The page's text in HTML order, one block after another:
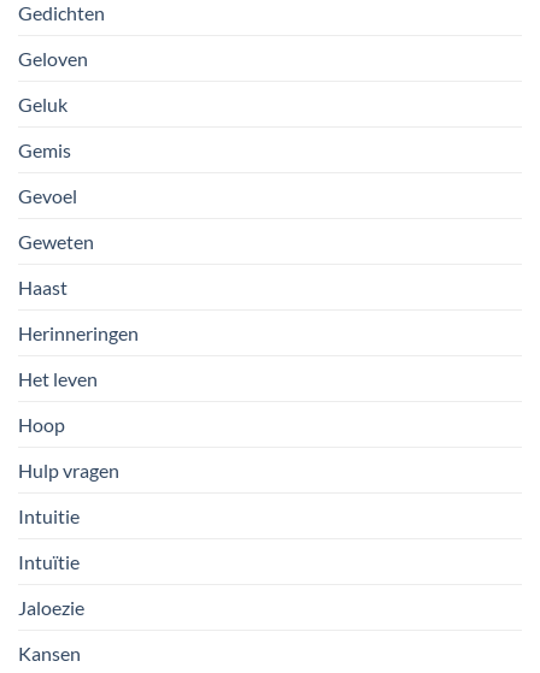
Gedichten
Geloven
Geluk
Gemis
Gevoel
Geweten
Haast
Herinneringen
Het leven
Hoop
Hulp vragen
Intuitie
Intuïtie
Jaloezie
Kansen